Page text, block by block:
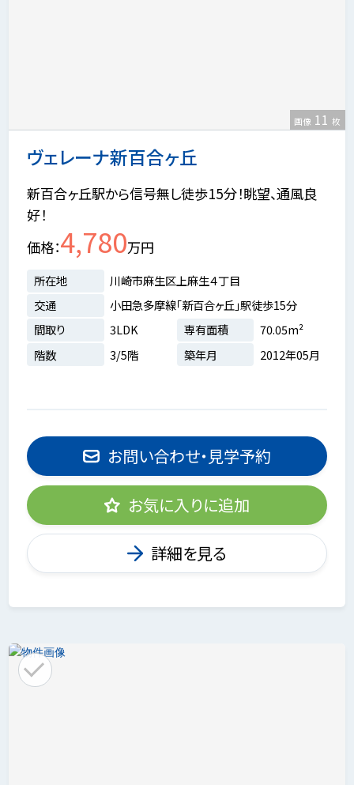
ヴェレーナ新百合ヶ丘
画像 11 枚
新百合ヶ丘駅から信号無し徒歩15分！眺望、通風良
好！
価格 4,780万円
所在地
川崎市麻生区上麻生４丁目
交通
小田急多摩線「新百合ヶ丘」駅徒歩15分
間取り
3LDK 専有面積
70.05m²
階数
3/5階 築年月 2012年05月
お問い合わせ・見学予約
お気に入りに追加
詳細を見る